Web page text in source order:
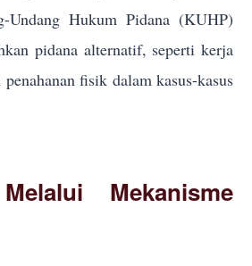
Undang Hukum Pidana (KUHP)
pidana alternatif, seperti kerja
fisik dalam kasus-kasus
Mekanisme